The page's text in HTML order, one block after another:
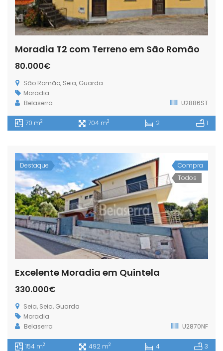
Moradia T2 com Terreno em São Romão
80.000€
São Romão, Seia, Guarda
Moradia
Belaserra
U2886ST
70 m2 704 m2 2 1
Destaque
Compra
Todos
Excelente Moradia em Quintela
330.000€
Seia, Seia, Guarda
Moradia
Belaserra
U2870NF
154 m2 492 m2 4 3